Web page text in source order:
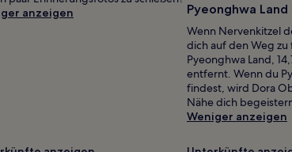
anzeigen
Pyeonghwa Land
Wenn Nervenkitzel
dich auf den Weg
Pyeonghwa Land,
entfernt. Wenn du
findest, wird Dora
Nähe dich
Weniger anzeigen